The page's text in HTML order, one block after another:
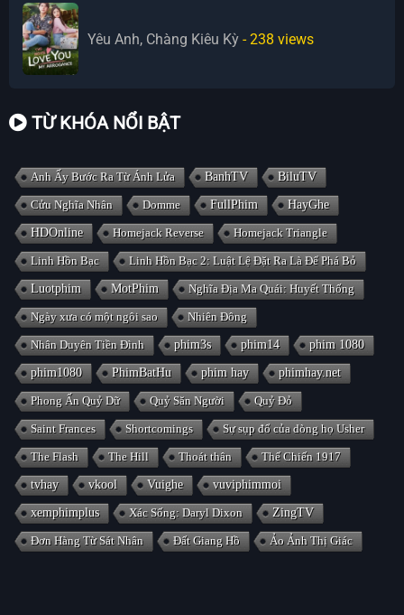
Yêu Anh, Chàng Kiêu Kỳ - 238 views
TỪ KHÓA NỔI BẬT
Anh Ấy Bước Ra Từ Ánh Lửa BanhTV BiluTV
Cửu Nghĩa Nhân Domme FullPhim HayGhe
HDOnline Homejack Reverse Homejack Triangle
Linh Hồn Bạc Linh Hồn Bạc 2: Luật Lệ Đặt Ra Là Để Phá Bỏ
Luotphim MotPhim Nghĩa Địa Ma Quái: Huyết Thống
Ngày xưa có một ngôi sao Nhiên Đông
Nhân Duyên Tiền Đình phim3s phim14 phim 1080
phim1080 PhimBatHu phim hay phimhay.net
Phong Ấn Quỷ Dữ Quỷ Săn Người Quỷ Đỏ
Saint Frances Shortcomings Sự sụp đổ của dòng họ Usher
The Flash The Hill Thoát thân Thế Chiến 1917
tvhay vkool Vuighe vuviphimmoi
xemphimplus Xác Sống: Daryl Dixon ZingTV
Đơn Hàng Từ Sát Nhân Đất Giang Hồ Ảo Ảnh Thị Giác